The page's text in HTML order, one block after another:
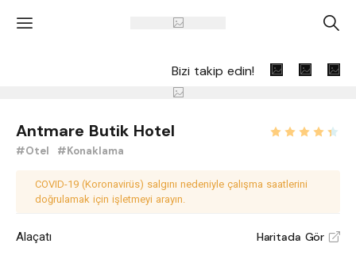
' A
Bizi takip edin!
Antmare Butik Hotel
#Otel #Konaklama
COVID-19 (Koronavirüs) salgını nedeniyle çalışma saatlerini
doğrulamak için işletmeyi arayın.
Alaçatı Haritada Gör V